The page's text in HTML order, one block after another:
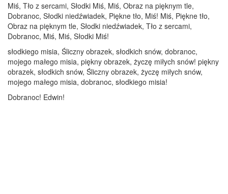
Miś, Tło z sercami, Słodki Miś, Miś, Obraz na pięknym tle,
Dobranoc, Słodki niedźwiadek, Piękne tło, Miś! Miś, Piękne tło,
Obraz na pięknym tle, Słodki niedźwiadek, Tło z sercami,
Dobranoc, Miś, Miś, Słodki Miś!
słodkiego misia, Śliczny obrazek, słodkich snów, dobranoc,
mojego małego misia, piękny obrazek, życzę miłych snów! piękny
obrazek, słodkich snów, Śliczny obrazek, życzę miłych snów,
mojego małego misia, dobranoc, słodkiego misia!
Dobranoc! Edwin!